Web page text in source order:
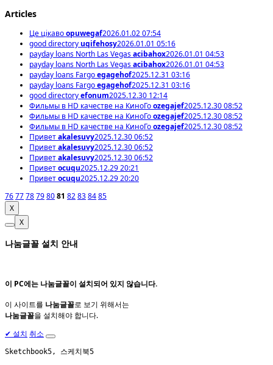
Articles
Це цікавоopuwegaf2026.01.02 07:54
good directoryuqifehosy2026.01.01 05:16
payday loans North Las Vegasacibahox2026.01.01 04:53
payday loans North Las Vegasacibahox2026.01.01 04:53
payday loans Fargoegagehof2025.12.31 03:16
payday loans Fargoegagehof2025.12.31 03:16
good directoryefonum2025.12.30 12:14
Фильмы в HD качестве на КиноГоozegajef2025.12.30 08:52
Фильмы в HD качестве на КиноГоozegajef2025.12.30 08:52
Фильмы в HD качестве на КиноГоozegajef2025.12.30 08:52
Приветakalesuvy2025.12.30 06:52
Приветakalesuvy2025.12.30 06:52
Приветakalesuvy2025.12.30 06:52
Приветocuqu2025.12.29 20:21
Приветocuqu2025.12.29 20:20
767778798081 82838485
X
X
나눔글꼴 설치 안내
이 PC에는 나눔글꼴이 설치되어 있지 않습니다.
이 사이트를 나눔글꼴로 보기 위해서는
나눔글꼴을 설치해야 합니다.
✔ 설치 취소
Sketchbook5, 스케치북5